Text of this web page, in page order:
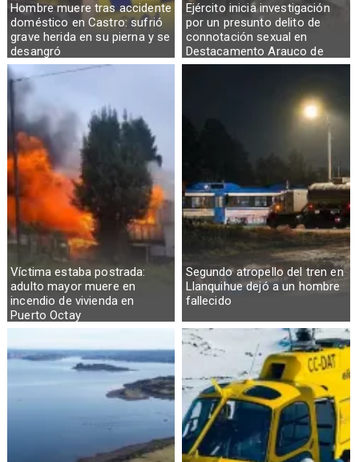
Hombre muere tras accidente
doméstico en Castro: sufrió
grave herida en su pierna y se
desangró
Ejército inicia investigación
por un presunto delito de
connotación sexual en
Destacamento Arauco de
Osorno
Víctima estaba postrada:
adulto mayor muere en
incendio de vivienda en
Puerto Octay
Segundo atropello del tren en
Llanquihue dejó a un hombre
fallecido